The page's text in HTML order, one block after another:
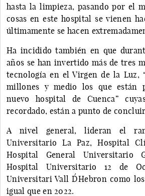
hasta la limpieza, pasando por el
cosas en este hospital se vienen
últimamente se hacen
Ha incidido también en que
años se han invertido más de tres
tecnología en el Virgen de la Luz,
millones y medio los que están
nuevo hospital de Cuenca”
recordado, están a punto de
A nivel general, lideran el
Universitario La Paz, Hospital
Hospital General Universitario
Hospital Universitario 12 de
Universitari Vall D´Hebron como
igual que en 2022.